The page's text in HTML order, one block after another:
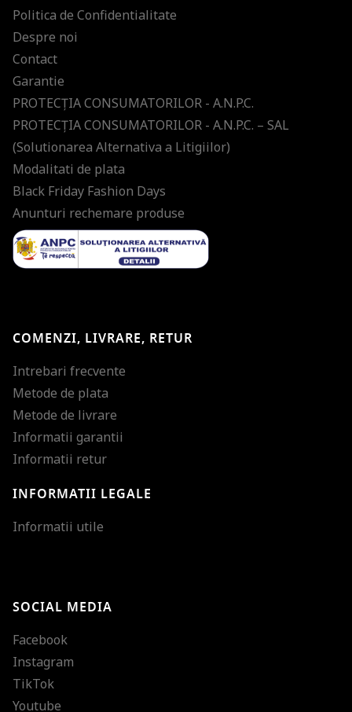
Politica de Confidentialitate
Despre noi
Contact
Garantie
PROTECŢIA CONSUMATORILOR - A.N.P.C.
PROTECŢIA CONSUMATORILOR - A.N.P.C. – SAL
(Solutionarea Alternativa a Litigiilor)
Modalitati de plata
Black Friday Fashion Days
Anunturi rechemare produse
COMENZI, LIVRARE, RETUR
Intrebari frecvente
Metode de plata
Metode de livrare
Informatii garantii
Informatii retur
INFORMATII LEGALE
Informatii utile
SOCIAL MEDIA
Facebook
Instagram
TikTok
Youtube